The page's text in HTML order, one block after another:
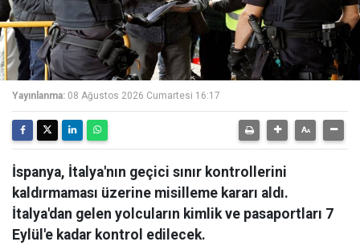
Yayınlanma: 08 Ağustos 2026 Cumartesi 16:17
İspanya, İtalya'nın geçici sınır kontrollerini
kaldırmaması üzerine misilleme kararı aldı.
İtalya'dan gelen yolcuların kimlik ve pasaportları 7
Eylül'e kadar kontrol edilecek.